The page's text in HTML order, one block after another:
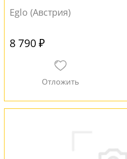
Eglo (Австрия)
8 790 ₽